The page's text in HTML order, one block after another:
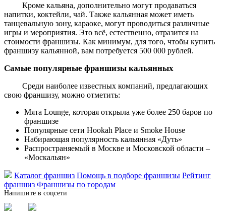
Кроме кальяна, дополнительно могут продаваться
напитки, коктейли, чай. Также кальянная может иметь
танцевальную зону, караоке, могут проводиться различные
игры и мероприятия. Это всё, естественно, отразится на
стоимости франшизы. Как минимум, для того, чтобы купить
франшизу кальянной, вам потребуется 500 000 рублей.
Самые популярные франшизы кальянных
Среди наиболее известных компаний, предлагающих
свою франшизу, можно отметить:
Мята Lounge, которая открыла уже более 250 баров по
франшизе
Популярные сети Hookah Place и Smoke House
Набирающая популярность кальянная «Дуть»
Распространяемый в Москве и Московской области –
«Москальян»
Каталог франшиз Помощь в подборе франшизы Рейтинг
франшиз Франшизы по городам
Напишите в соцсети